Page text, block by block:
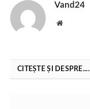
Vand24
Website
CITEȘTE ȘI DESPRE....